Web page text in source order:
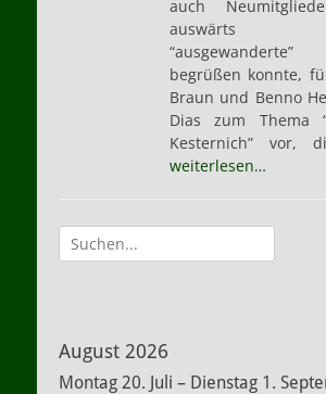
auch
auswärts
“ausgewanderte”
begrüßen konnte,
Braun und Benno
Dias zum Thema
Kesternich” vor,
weiterlesen…
Suche
nach:
August 2026
Montag 20. Juli – Dienstag 1.